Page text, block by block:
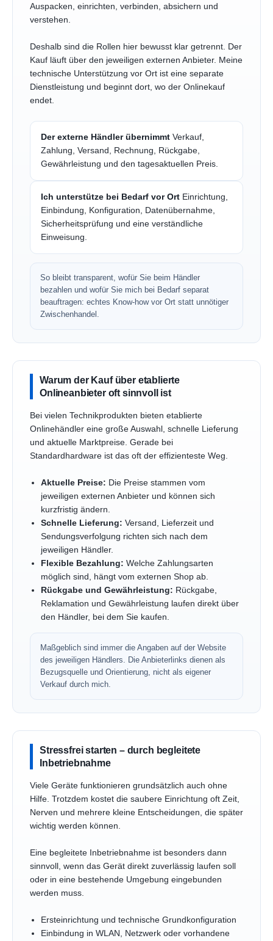
Auspacken, einrichten, verbinden, absichern und
verstehen.
Deshalb sind die Rollen hier bewusst klar getrennt. Der
Kauf läuft über den jeweiligen externen Anbieter. Meine
technische Unterstützung vor Ort ist eine separate
Dienstleistung und beginnt dort, wo der Onlinekauf
endet.
Der externe Händler übernimmt Verkauf,
Zahlung, Versand, Rechnung, Rückgabe,
Gewährleistung und den tagesaktuellen Preis.
Ich unterstütze bei Bedarf vor Ort Einrichtung,
Einbindung, Konfiguration, Datenübernahme,
Sicherheitsprüfung und eine verständliche
Einweisung.
So bleibt transparent, wofür Sie beim Händler
bezahlen und wofür Sie mich bei Bedarf separat
beauftragen: echtes Know-how vor Ort statt unnötiger
Zwischenhandel.
Warum der Kauf über etablierte
Onlineanbieter oft sinnvoll ist
Bei vielen Technikprodukten bieten etablierte
Onlinehändler eine große Auswahl, schnelle Lieferung
und aktuelle Marktpreise. Gerade bei
Standardhardware ist das oft der effizienteste Weg.
Aktuelle Preise: Die Preise stammen vom
jeweiligen externen Anbieter und können sich
kurzfristig ändern.
Schnelle Lieferung: Versand, Lieferzeit und
Sendungsverfolgung richten sich nach dem
jeweiligen Händler.
Flexible Bezahlung: Welche Zahlungsarten
möglich sind, hängt vom externen Shop ab.
Rückgabe und Gewährleistung: Rückgabe,
Reklamation und Gewährleistung laufen direkt über
den Händler, bei dem Sie kaufen.
Maßgeblich sind immer die Angaben auf der Website
des jeweiligen Händlers. Die Anbieterlinks dienen als
Bezugsquelle und Orientierung, nicht als eigener
Verkauf durch mich.
Stressfrei starten – durch begleitete
Inbetriebnahme
Viele Geräte funktionieren grundsätzlich auch ohne
Hilfe. Trotzdem kostet die saubere Einrichtung oft Zeit,
Nerven und mehrere kleine Entscheidungen, die später
wichtig werden können.
Eine begleitete Inbetriebnahme ist besonders dann
sinnvoll, wenn das Gerät direkt zuverlässig laufen soll
oder in eine bestehende Umgebung eingebunden
werden muss.
Ersteinrichtung und technische Grundkonfiguration
Einbindung in WLAN, Netzwerk oder vorhandene